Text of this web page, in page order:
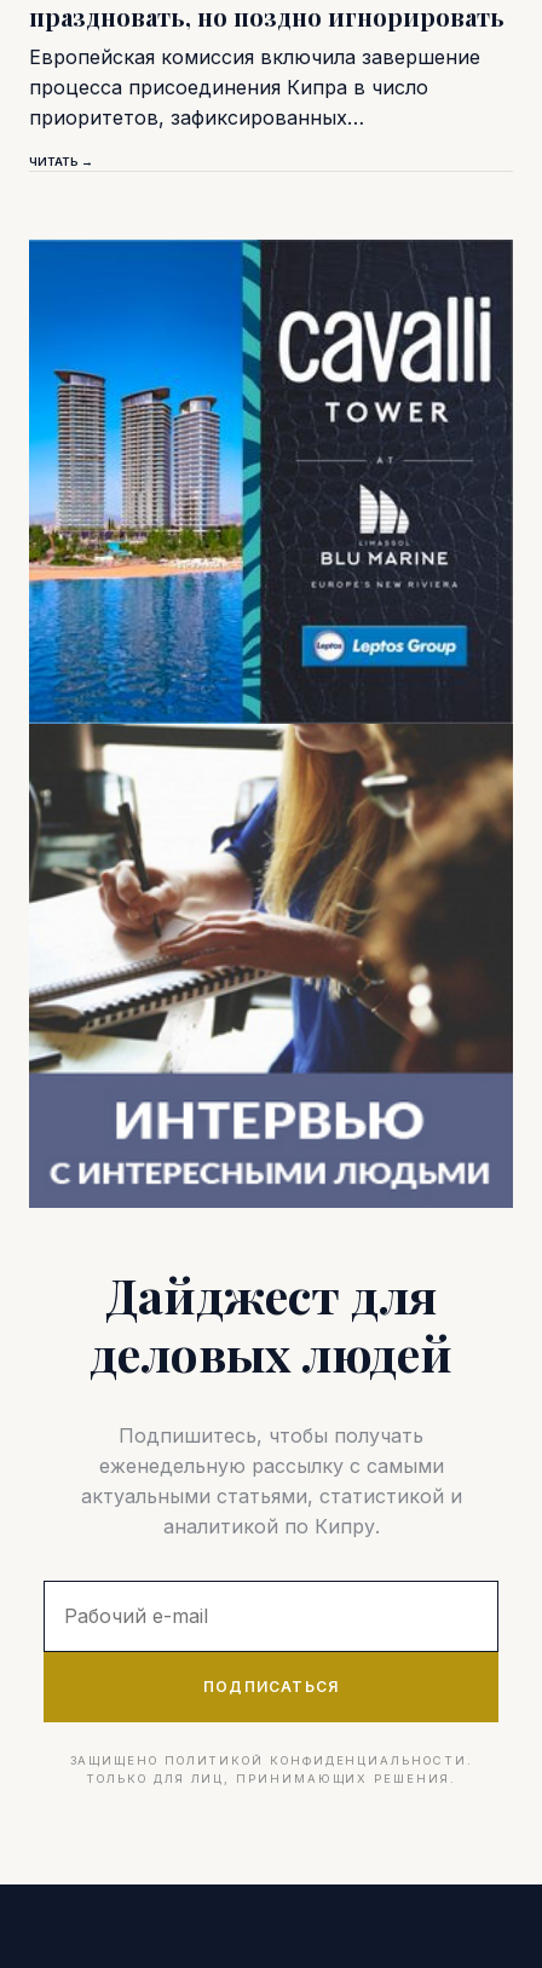
праздновать, но поздно игнорировать
Европейская комиссия включила завершение
процесса присоединения Кипра в число
приоритетов, зафиксированных…
ЧИТАТЬ →
Дайджест для
деловых людей
Подпишитесь, чтобы получать
еженедельную рассылку с самыми
актуальными статьями, статистикой и
аналитикой по Кипру.
ПОДПИСАТЬСЯ
ЗАЩИЩЕНО ПОЛИТИКОЙ КОНФИДЕНЦИАЛЬНОСТИ.
ТОЛЬКО ДЛЯ ЛИЦ, ПРИНИМАЮЩИХ РЕШЕНИЯ.